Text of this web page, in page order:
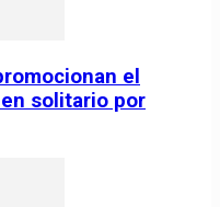
el
solitario por